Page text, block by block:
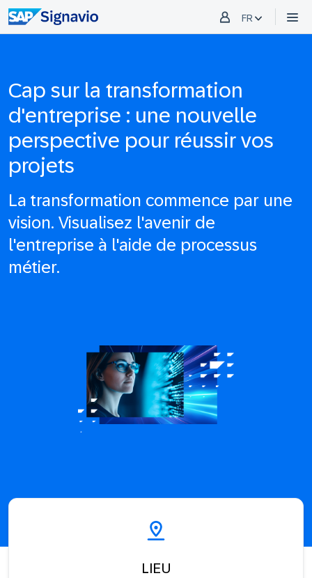
FR
Cap sur la transformation
d'entreprise : une nouvelle
perspective pour réussir vos
projets
La transformation commence par une
vision. Visualisez l'avenir de
l'entreprise à l'aide de processus
métier.
LIEU